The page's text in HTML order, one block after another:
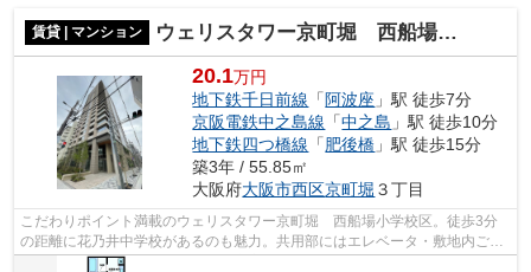
賃貸 | マンション ウェリスタワー京町堀 西船場小学校区
20.1万円
地下鉄千日前線 「 阿波座 」駅 徒歩7分
京阪電鉄中之島線 「中之島 」駅 徒歩10分
地下鉄四つ橋線 「肥後橋 」駅 徒歩15分
築3年 / 55.85㎡
大阪府大阪市西区京町堀 ３丁目
こだわりポイント満載のウェリスタワー京町堀 西船場小学校区。徒歩3分
の距離に花乃井中学校があるのも魅力。共用部にはエレベータ・敷地内ごみ
置き場などが備わっておりとても充実し...